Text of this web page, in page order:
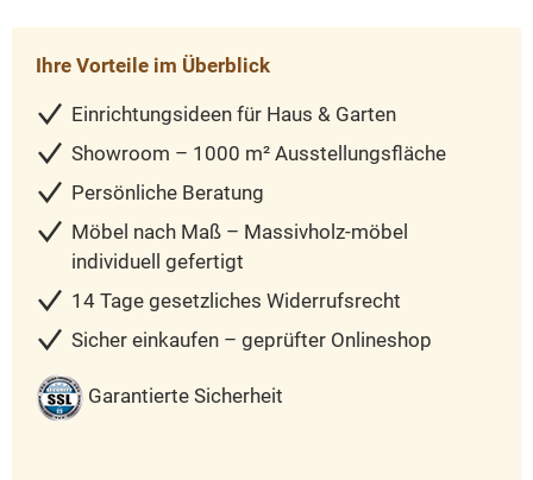
Ihre Vorteile im Überblick
Einrichtungsideen für Haus & Garten
Showroom – 1000 m² Ausstellungsfläche
Persönliche Beratung
Möbel nach Maß – Massivholz-möbel
individuell gefertigt
14 Tage gesetzliches Widerrufsrecht
Sicher einkaufen – geprüfter Onlineshop
Garantierte Sicherheit